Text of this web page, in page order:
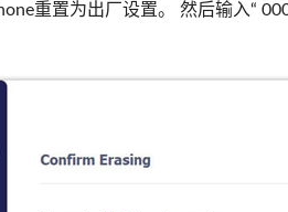
重置为出厂设置。 然后输入“